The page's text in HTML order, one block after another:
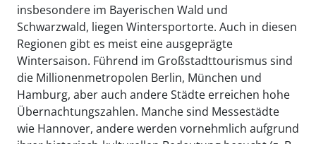
insbesondere im Bayerischen Wald und
Schwarzwald, liegen Wintersportorte. Auch in diesen
Regionen gibt es meist eine ausgeprägte
Wintersaison. Führend im Großstadttourismus sind
die Millionenmetropolen Berlin, München und
Hamburg, aber auch andere Städte erreichen hohe
Übernachtungszahlen. Manche sind Messestädte
wie Hannover, andere werden vornehmlich aufgrund